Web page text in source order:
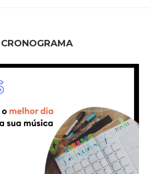
CRONOGRAMA